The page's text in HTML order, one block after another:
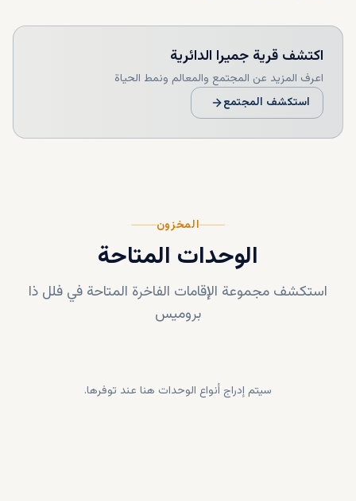
اكتشف قرية جميرا الدائرية
اعرف المزيد عن المجتمع والمعالم ونمط الحياة
استكشف المجتمع
المخزون
الوحدات المتاحة
استكشف مجموعة الإقامات الفاخرة المتاحة في فلل ذا
بروميس
سيتم إدراج أنواع الوحدات هنا عند توفرها.